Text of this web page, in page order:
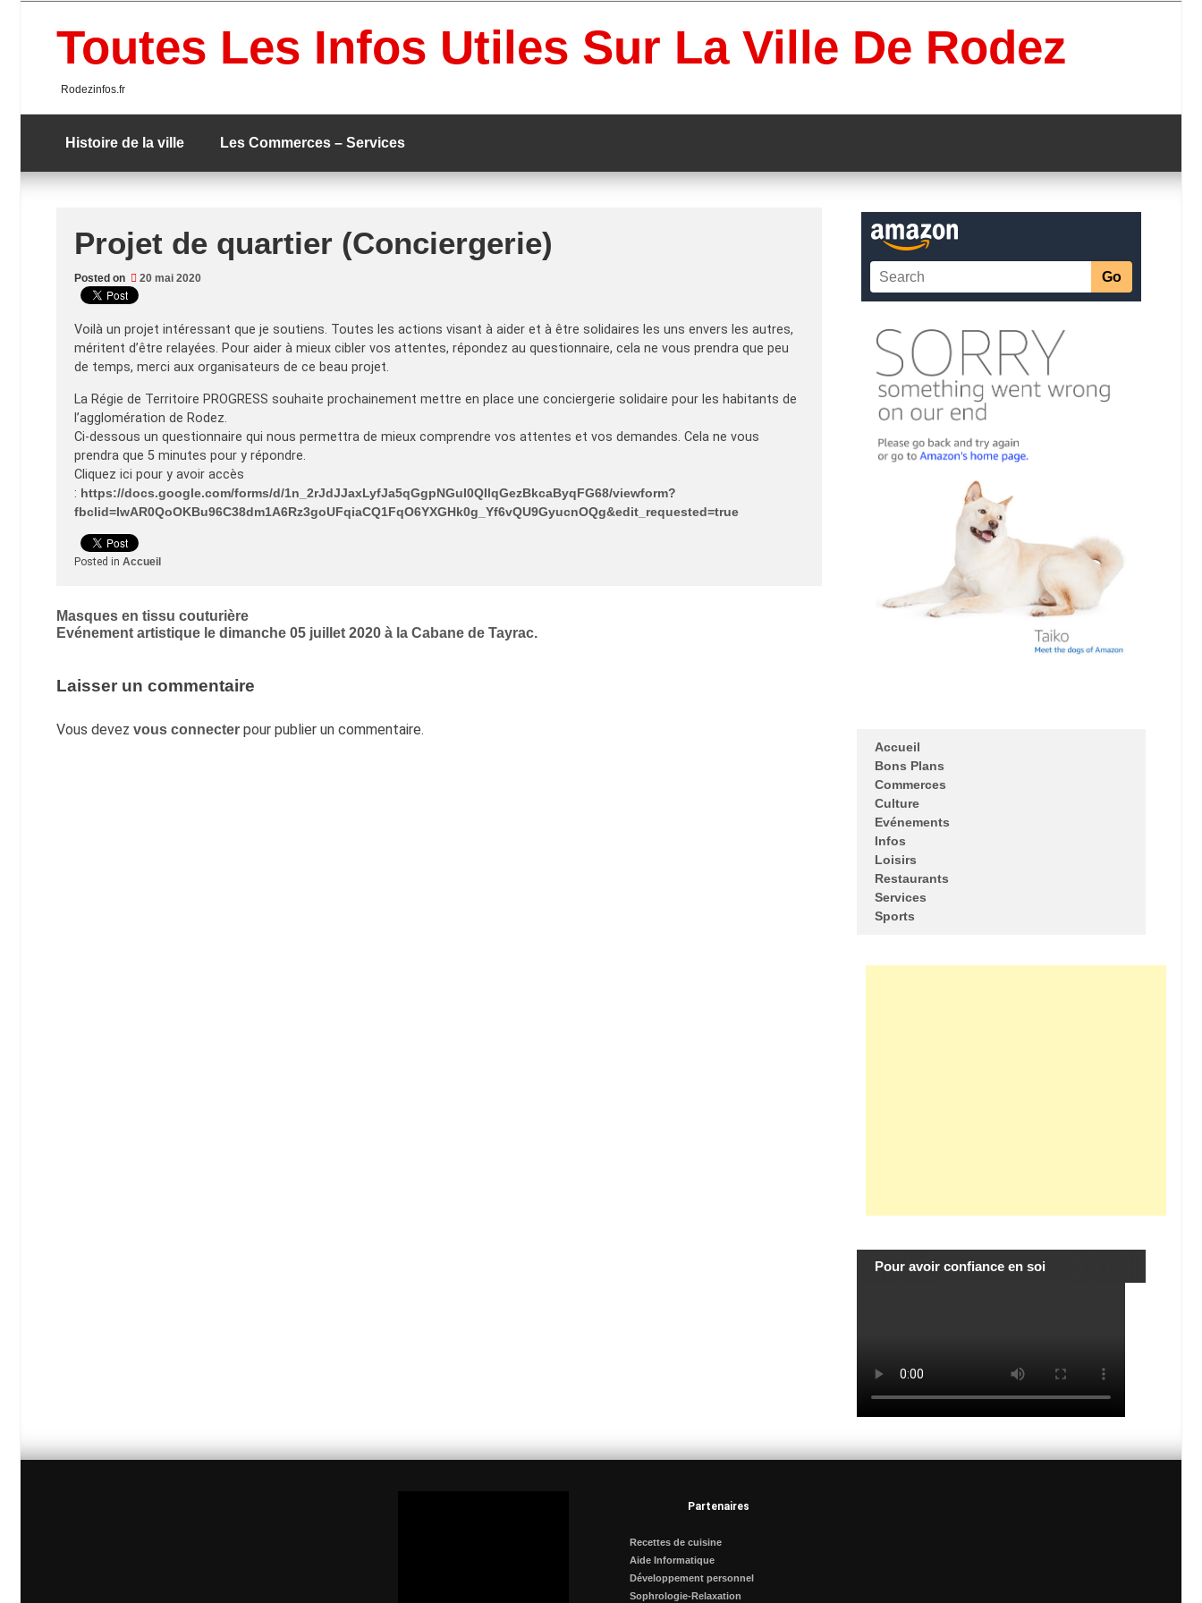
contentToutes Les Infos Utiles Sur La Ville De Rodez
Rodezinfos.fr
Histoire de la ville Les Commerces – Services
Projet de quartier (Conciergerie)
Posted on 20 mai 2020
Voilà un projet intéressant que je soutiens. Toutes les actions visant à aider et à être solidaires les uns envers les autres,
méritent d’être relayées. Pour aider à mieux cibler vos attentes, répondez au questionnaire, cela ne vous prendra que peu
de temps, merci aux organisateurs de ce beau projet.
La Régie de Territoire PROGRESS souhaite prochainement mettre en place une conciergerie solidaire pour les habitants de
l’agglomération de Rodez.
Ci-dessous un questionnaire qui nous permettra de mieux comprendre vos attentes et vos demandes. Cela ne vous
prendra que 5 minutes pour y répondre.
Cliquez ici pour y avoir accès
: https://docs.google.com/forms/d/1n_2rJdJJaxLyfJa5qGgpNGuI0QIlqGezBkcaByqFG68/viewform?
fbclid=IwAR0QoOKBu96C38dm1A6Rz3goUFqiaCQ1FqO6YXGHk0g_Yf6vQU9GyucnOQg&edit_requested=true
Posted in Accueil
Navigation
de
Masques en tissu couturière
Evénement artistique le dimanche 05 juillet 2020 à la Cabane de Tayrac.
Laisser un commentaire
Vous devez vous connecter pour publier un commentaire.
Accueil
Bons Plans
Commerces
Culture
Evénements
Infos
Loisirs
Restaurants
Services
Sports
Pour avoir confiance en soi
Partenaires
Recettes de cuisine
Aide Informatique
Développement personnel
Sophrologie-Relaxation